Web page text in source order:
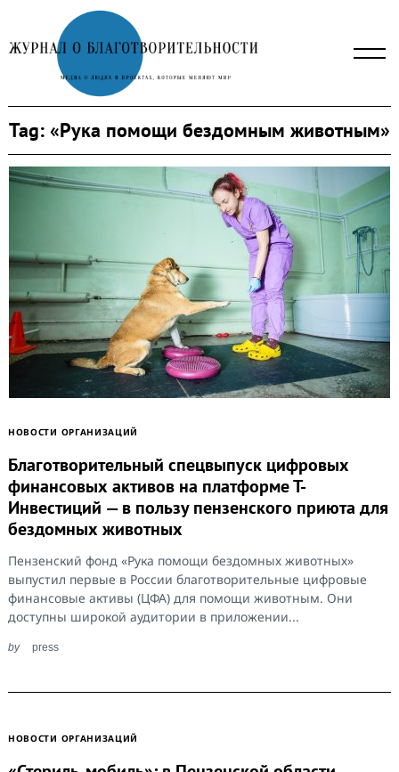
to
content
Tag: «Рука помощи бездомным животным»
НОВОСТИ ОРГАНИЗАЦИЙ
Благотворительный спецвыпуск цифровых
финансовых активов на платформе Т-
Инвестиций — в пользу пензенского приюта для
бездомных животных
Пензенский фонд «Рука помощи бездомных животных»
выпустил первые в России благотворительные цифровые
финансовые активы (ЦФА) для помощи животным. Они
доступны широкой аудитории в приложении...
by press
НОВОСТИ ОРГАНИЗАЦИЙ